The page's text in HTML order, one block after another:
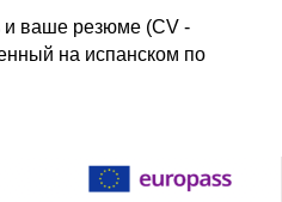
и ваше резюме (CV -
на испанском по